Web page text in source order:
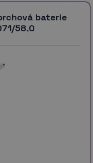
baterie
58,0